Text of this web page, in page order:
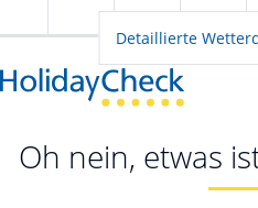
Detaillierte
Oh nein, etwas